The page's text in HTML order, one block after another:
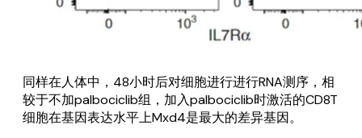
同样在人体中，48小时后对细胞进行进行RNA测序，相
较于不加palbociclib组，加入palbociclib时激活的CD8T
细胞在基因表达水平上Mxd4是最大的差异基因。